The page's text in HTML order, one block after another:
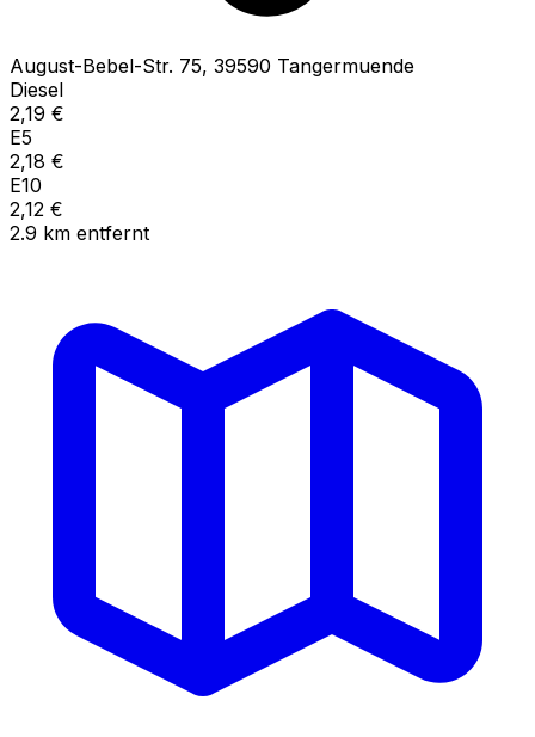
August-Bebel-Str. 75, 39590 Tangermuende
Diesel
2,19 €
E5
2,18 €
E10
2,12 €
2.9 km entfernt